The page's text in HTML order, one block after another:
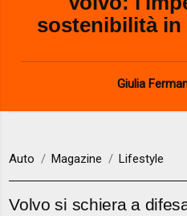
sostenibilità in
Giulia
Auto Magazine Lifestyle
Volvo si schiera a